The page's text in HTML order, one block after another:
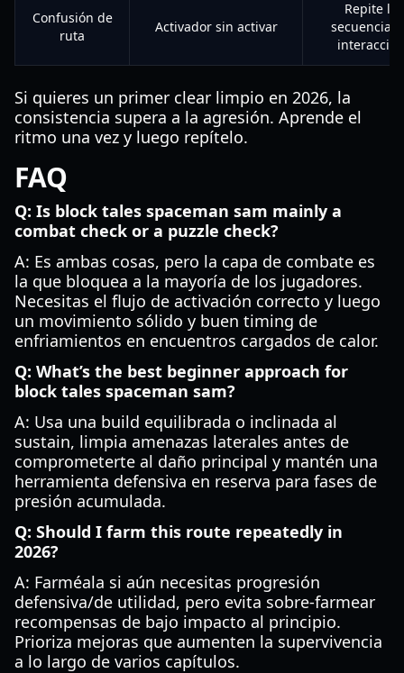
Confusión de
ruta
Activador sin activar
Repite la
secuencia
interacción
Si quieres un primer clear limpio en 2026, la
consistencia supera a la agresión. Aprende el
ritmo una vez y luego repítelo.
FAQ
Q: Is block tales spaceman sam mainly a
combat check or a puzzle check?
A: Es ambas cosas, pero la capa de combate es
la que bloquea a la mayoría de los jugadores.
Necesitas el flujo de activación correcto y luego
un movimiento sólido y buen timing de
enfriamientos en encuentros cargados de calor.
Q: What’s the best beginner approach for
block tales spaceman sam?
A: Usa una build equilibrada o inclinada al
sustain, limpia amenazas laterales antes de
comprometerte al daño principal y mantén una
herramienta defensiva en reserva para fases de
presión acumulada.
Q: Should I farm this route repeatedly in
2026?
A: Farméala si aún necesitas progresión
defensiva/de utilidad, pero evita sobre-farmear
recompensas de bajo impacto al principio.
Prioriza mejoras que aumenten la supervivencia
a lo largo de varios capítulos.